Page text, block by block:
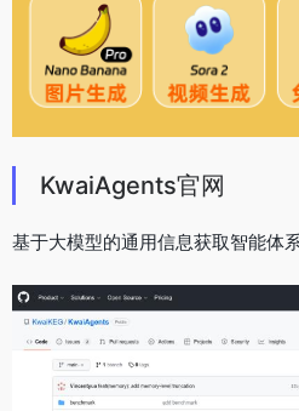
KwaiAgents官网
基于大模型的通用信息获取智能体